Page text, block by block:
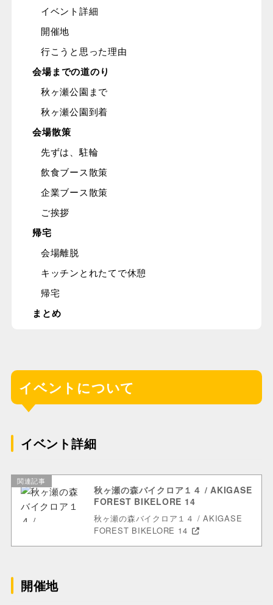
イベント詳細
開催地
行こうと思った理由
会場までの道のり
秋ヶ瀬公園まで
秋ヶ瀬公園到着
会場散策
先ずは、駐輪
飲食ブース散策
企業ブース散策
ご挨拶
帰宅
会場離脱
キッチンとれたてで休憩
帰宅
まとめ
イベントについて
イベント詳細
関連記事
秋ヶ瀬の森バイクロア１４ / AKIGASE
FOREST BIKELORE 14
秋ヶ瀬の森バイクロア１４ / AKIGASE
FOREST BIKELORE 14
開催地